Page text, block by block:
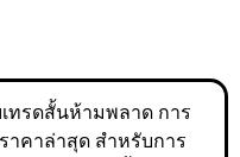
ทรดสั้นห้ามพลาด การ
าคาล่าสุด สำหรับการ